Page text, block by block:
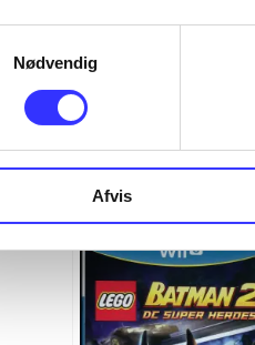
Nødvendig
Afvis
...